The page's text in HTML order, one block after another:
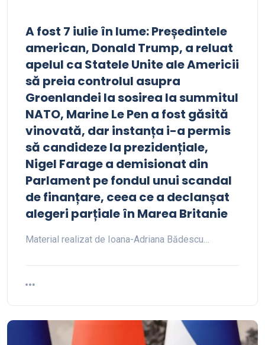
A fost 7 iulie în lume: Președintele
american, Donald Trump, a reluat
apelul ca Statele Unite ale Americii
să preia controlul asupra
Groenlandei la sosirea la summitul
NATO, Marine Le Pen a fost găsită
vinovată, dar instanța i-a permis
să candideze la prezidențiale,
Nigel Farage a demisionat din
Parlament pe fondul unui scandal
de finanțare, ceea ce a declanșat
alegeri parțiale în Marea Britanie
Material realizat de Ioana-Adriana Bădescu…